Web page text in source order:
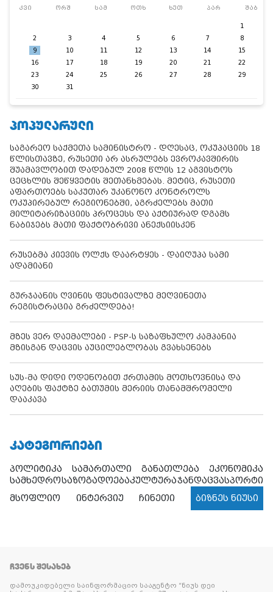
კვი ორშ სამ ოთხ ხუთ პარ შაბ
1
2
3 4 5 6 7
8
9
10 11 12 13 14
15
16
17 18 19 20 21
22
23
24 25 26 27 28
29
30
31
ᲞᲝᲞᲣᲚᲐᲠᲣᲚᲘ
საგარეო საქმეთა სამინისტრო - დღესაც, ოკუპაციის 18
წლისთავზე, რუსეთი არ ასრულებს ევროკავშირის
შუამავლობით დადებულ 2008 წლის 12 აგვისტოს
ცეცხლის შეწყვეტის შეთანხმებას. მეტიც, რუსეთი
აფართოებს საკუთარ უკანონო კონტროლს
ოკუპირებულ რეგიონებში, აგრძელებს მათი
მილიტარიზაციის პროცესს და აქტიურად დგამს
ნაბიჯებს მათი ფაქტობრივი ანექსიისკენ
რუსებმა კიევის ოლქს დაარტყეს - დაიღუპა სამი
ადამიანი
გურჯაანის ღვინის ფესტივალზე მეღვინეთა
რეგისტრაცია გრძელდება!
მზეს ვერ დაემალები - PSP-ს საზაფხულო კამპანია
მზისგან დაცვის აუცილებლობას გვახსენებს
სუს-მა დიდი ოდენობით ქრთამის მოთხოვნისა და
აღების ფაქტზე ბათუმის მერიის თანამშრომელი
დააკავა
ᲙᲐᲢᲔᲒᲝᲠᲘᲔᲑᲘ
პოლიტიკა სამართალი განათლება
ეკონომიკა
სამხედროსაზოგადოებაკულტურაჯანდაცვასპორტი
მსოფლიო
ინტერვიუ ჩინეთი ბიზნეს ნიუსი
ᲩᲕᲔᲜᲡ ᲨᲔᲡᲐᲮᲔᲑ
დამოუკიდებელი საინფორმაციო სააგენტო “ნიუს დეი